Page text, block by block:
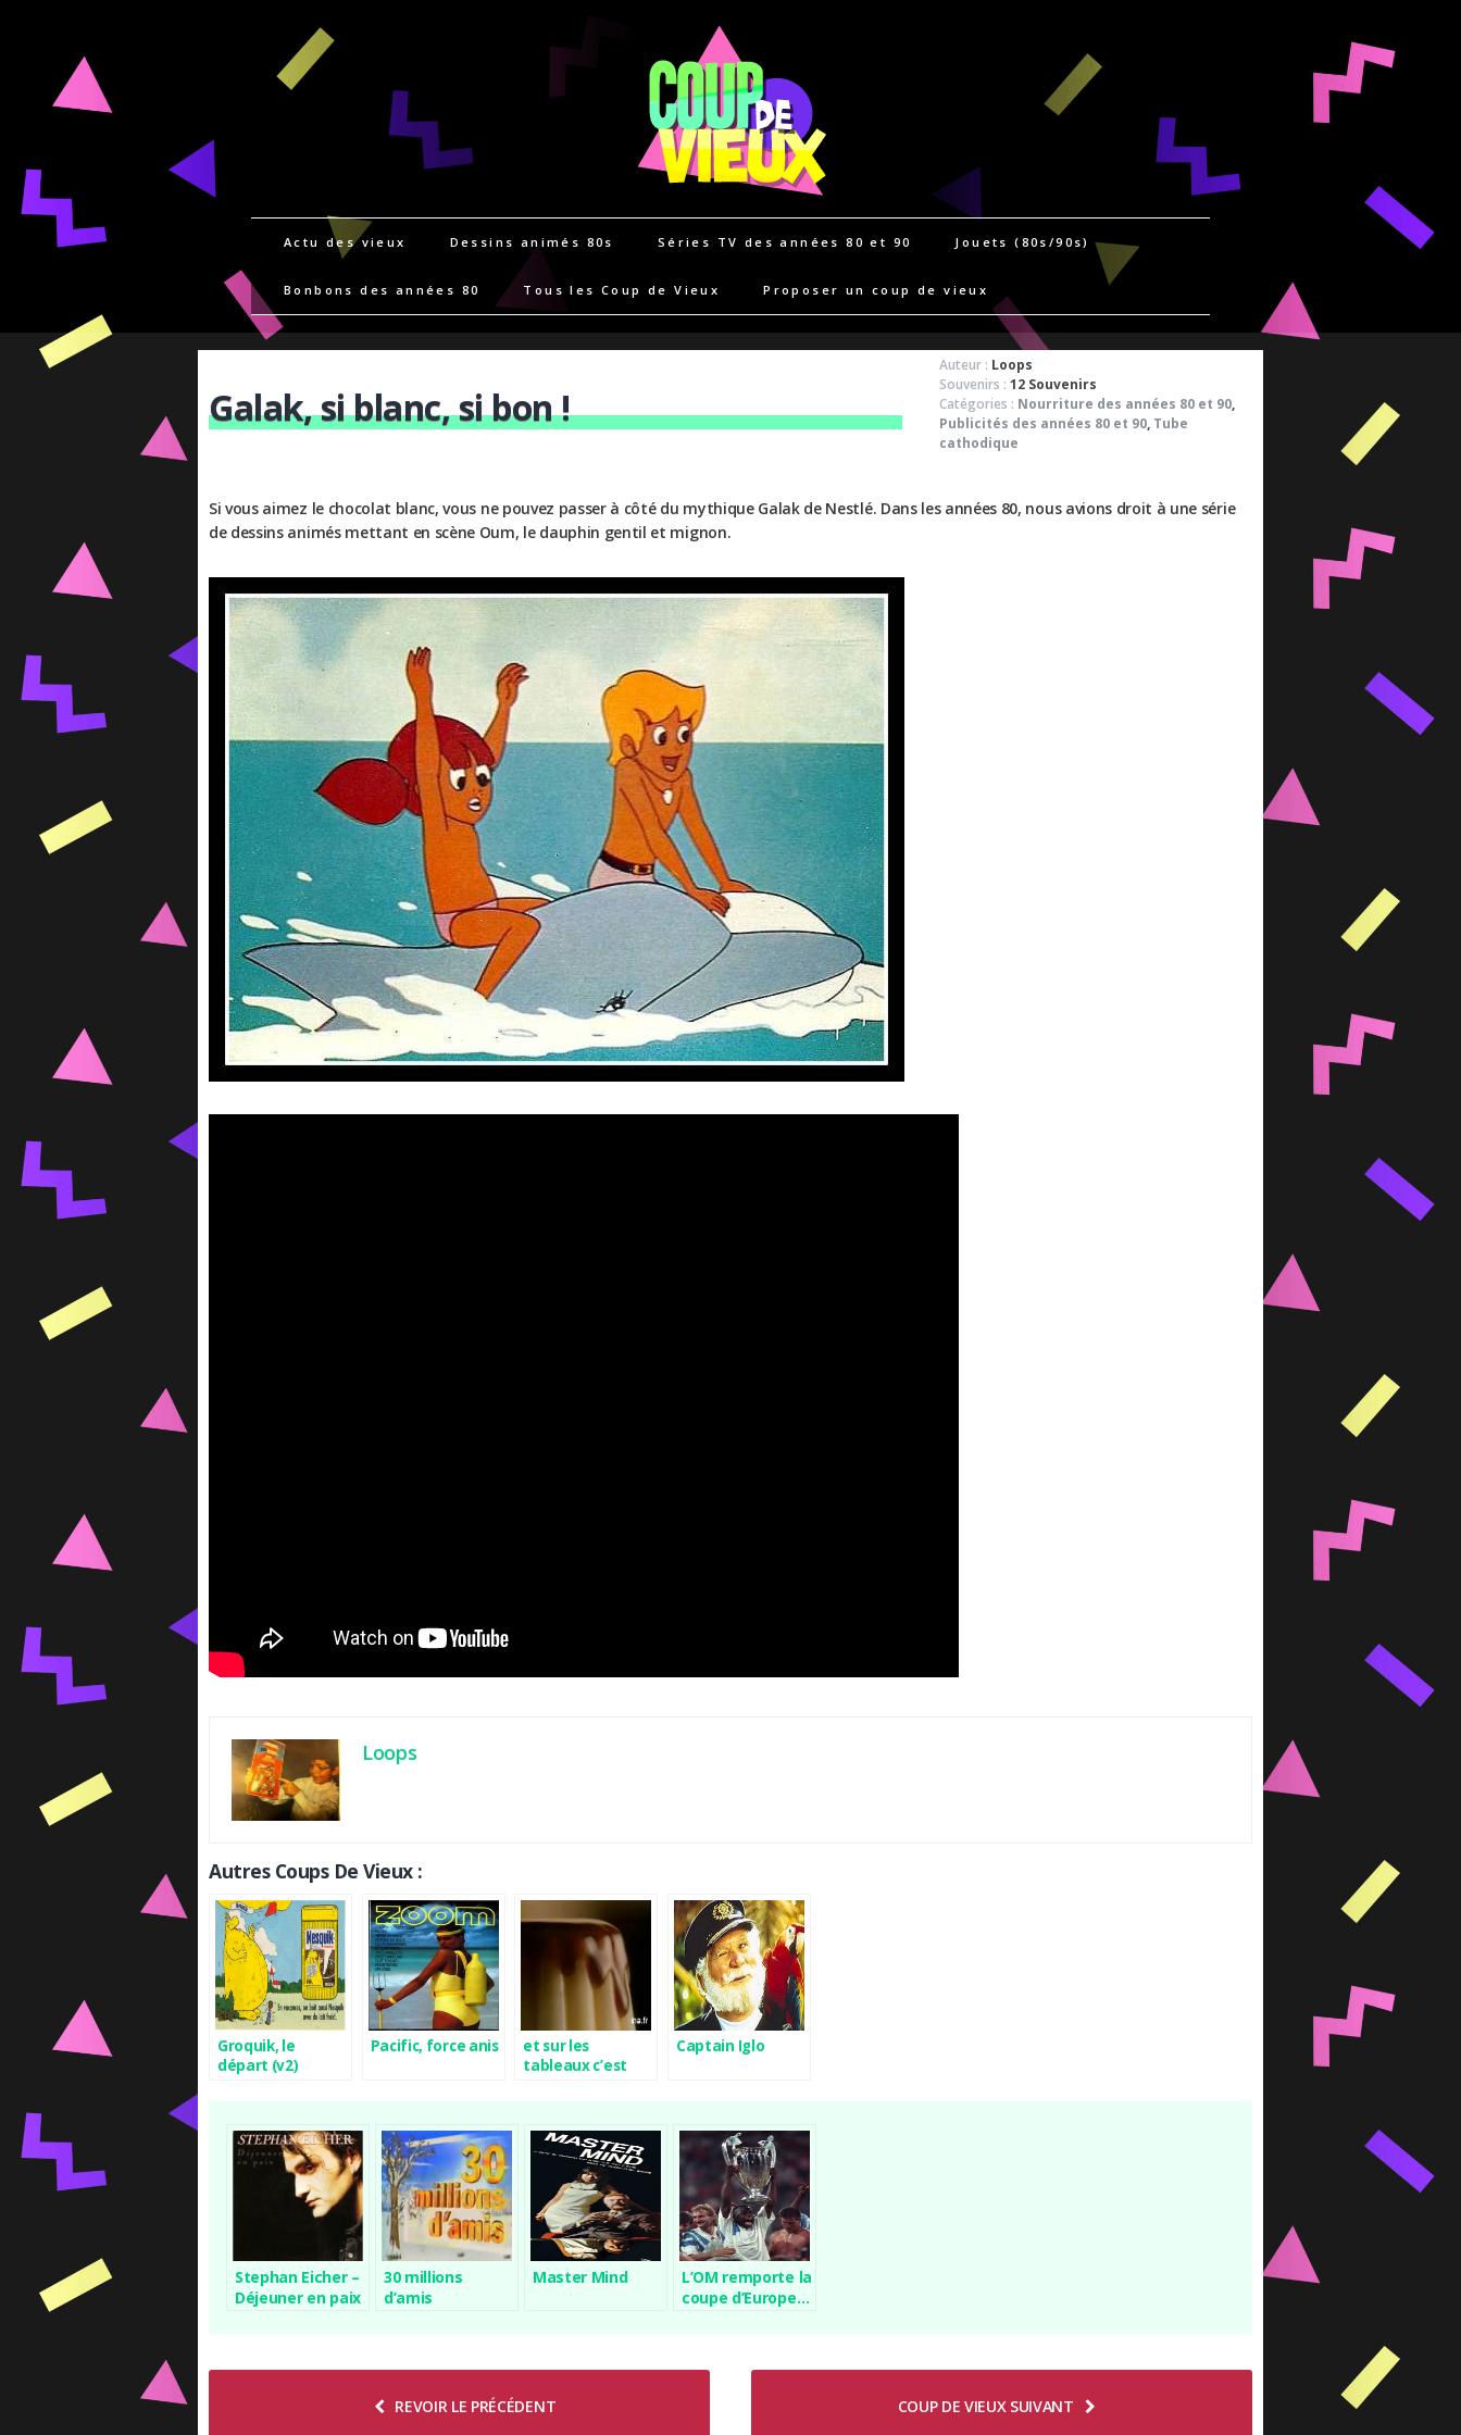
Actu des vieux Dessins animés 80s Séries TV des années 80 et 90 Jouets (80s/90s)
Bonbons des années 80 Tous les Coup de Vieux Proposer un coup de vieux
Galak, si blanc, si bon !
Auteur : Loops
Souvenirs : 12 Souvenirs
Catégories : Nourriture des années 80 et 90,
Publicités des années 80 et 90, Tube
cathodique
Si vous aimez le chocolat blanc, vous ne pouvez passer à côté du mythique Galak de Nestlé. Dans les années 80, nous avions droit à une série
de dessins animés mettant en scène Oum, le dauphin gentil et mignon.
Loops
Autres Coups De Vieux :
Groquik, le
départ (v2)
Pacific, force anis
et sur les
tableaux c’est
Captain Iglo
Stephan Eicher –
Déjeuner en paix
30 millions
d’amis
Master Mind
L’OM remporte la
coupe d’Europe…
REVOIR LE PRÉCÉDENT COUP DE VIEUX SUIVANT